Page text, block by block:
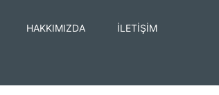
HAKKIMIZDA İLETİŞİM